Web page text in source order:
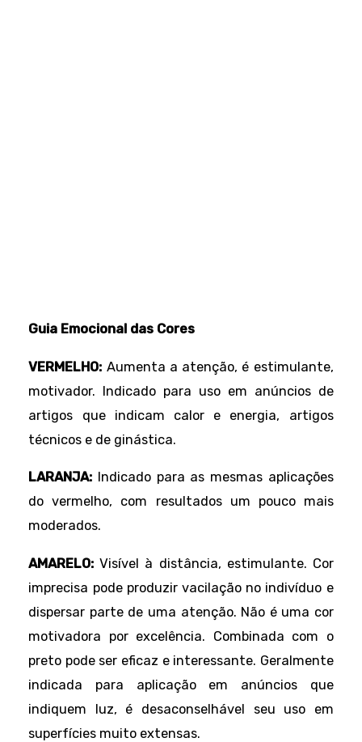
Guia Emocional das Cores
VERMELHO: Aumenta a atenção, é estimulante,
motivador. Indicado para uso em anúncios de
artigos que indicam calor e energia, artigos
técnicos e de ginástica.
LARANJA: Indicado para as mesmas aplicações
do vermelho, com resultados um pouco mais
moderados.
AMARELO: Visível à distância, estimulante. Cor
imprecisa pode produzir vacilação no indivíduo e
dispersar parte de uma atenção. Não é uma cor
motivadora por excelência. Combinada com o
preto pode ser eficaz e interessante. Geralmente
indicada para aplicação em anúncios que
indiquem luz, é desaconselhável seu uso em
superfícies muito extensas.